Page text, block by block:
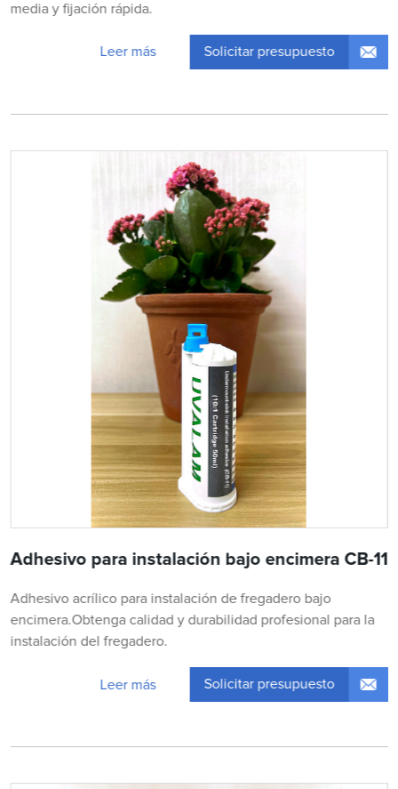
media y fijación rápida.
Leer más Solicitar presupuesto
Adhesivo para instalación bajo encimera CB-11
Adhesivo acrílico para instalación de fregadero bajo
encimera.Obtenga calidad y durabilidad profesional para la
instalación del fregadero.
Leer más Solicitar presupuesto